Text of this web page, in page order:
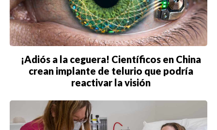
¡Adiós a la ceguera! Científicos en China
crean implante de telurio que podría
reactivar la visión